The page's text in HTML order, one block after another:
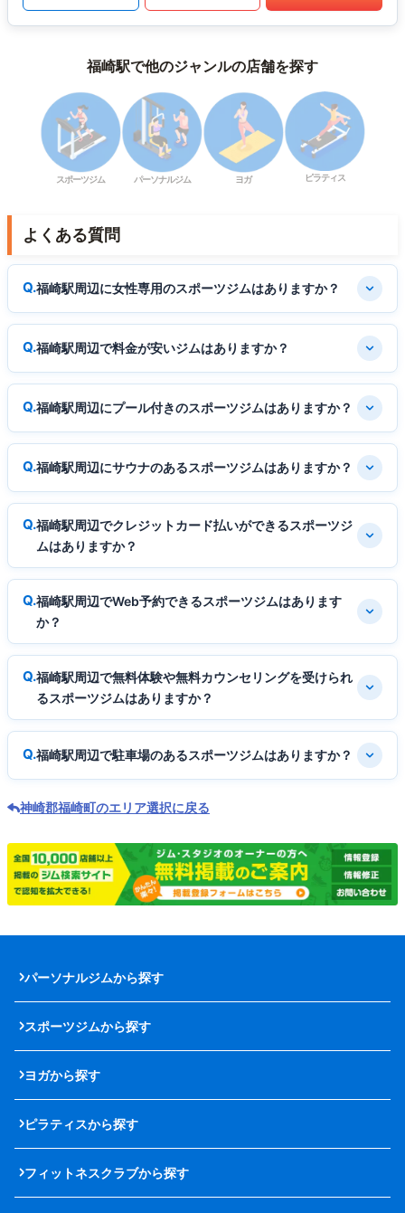
福崎駅で他のジャンルの店舗を探す
スポーツジム パーソナルジム ヨガ ピラティス
よくある質問
福崎駅周辺に女性専用のスポーツジムはありますか？
福崎駅周辺で料金が安いジムはありますか？
福崎駅周辺にプール付きのスポーツジムはありますか？
福崎駅周辺にサウナのあるスポーツジムはありますか？
福崎駅周辺でクレジットカード払いができるスポーツジ
ムはありますか？
福崎駅周辺でWeb予約できるスポーツジムはあります
か？
福崎駅周辺で無料体験や無料カウンセリングを受けられ
るスポーツジムはありますか？
福崎駅周辺で駐車場のあるスポーツジムはありますか？
神崎郡福崎町のエリア選択に戻る
パーソナルジムから探す
スポーツジムから探す
ヨガから探す
ピラティスから探す
フィットネスクラブから探す